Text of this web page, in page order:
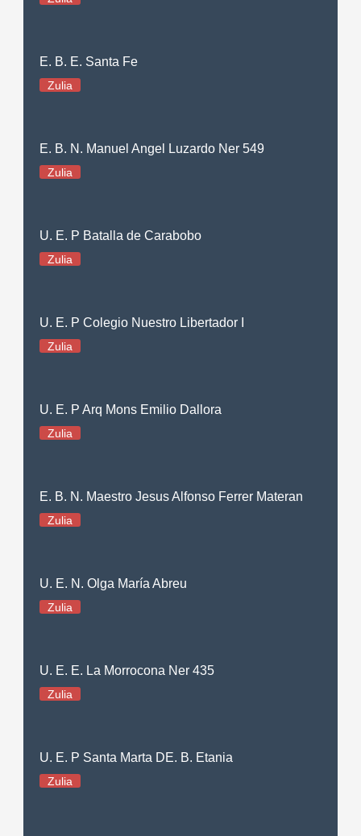
E. B. E. Santa Fe
Zulia
E. B. N. Manuel Angel Luzardo Ner 549
Zulia
U. E. P Batalla de Carabobo
Zulia
U. E. P Colegio Nuestro Libertador I
Zulia
U. E. P Arq Mons Emilio Dallora
Zulia
E. B. N. Maestro Jesus Alfonso Ferrer Materan
Zulia
U. E. N. Olga María Abreu
Zulia
U. E. E. La Morrocona Ner 435
Zulia
U. E. P Santa Marta DE. B. Etania
Zulia